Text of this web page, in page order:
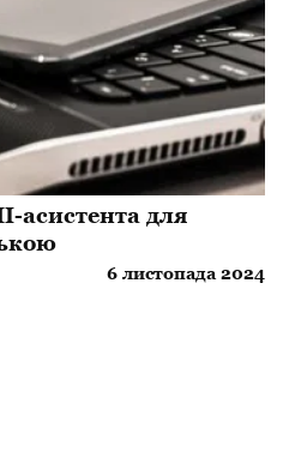
асистента для
6 листопада 2024